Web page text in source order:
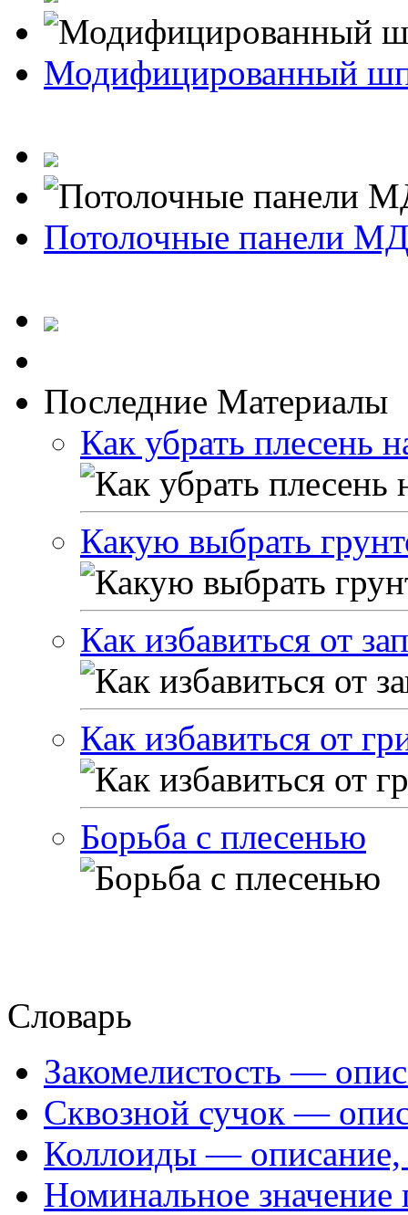
Модифицированный
Потолочные панели
Последние Материалы
Как убрать плесень
Какую выбрать
Как избавиться от
Как избавиться от
Борьба с плесенью
Словарь
Закомелистость —
Сквозной сучок —
Коллоиды — описание,
Номинальное значение